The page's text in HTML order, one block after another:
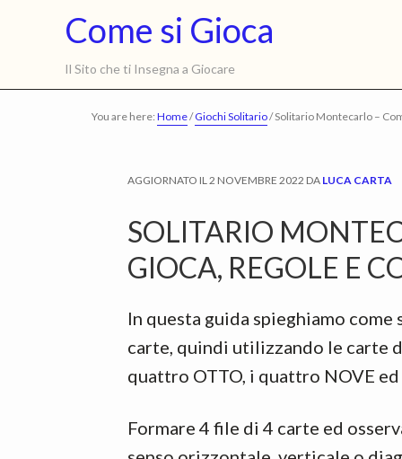
Come si Gioca
Gioca
Il Sito che ti Insegna a Giocare
You are here: Home/ Giochi Solitario/Solitario Montecarlo –
AGGIORNATO IL2 NOVEMBRE 2022 DA LUCA CARTA
SOLITARIO
GIOCA, REGOLE E
In questa guida spieghiamo
carte, quindi utilizzando le carte
quattro OTTO, i quattro NOVE
Formare 4 file di 4 carte ed